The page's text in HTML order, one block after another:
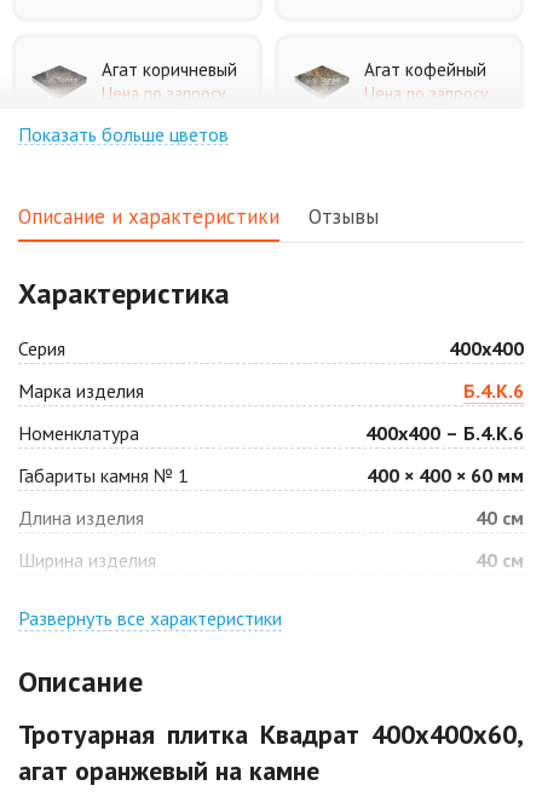
Агат коричневый
Цена по запросу
Агат кофейный
Цена по запросу
Цена по запросу
Антрацит
Цена по запросу
Арабская ночь
Цена по запросу
Барселона
Цена по запросу
Белая
Цена по запросу
Цена по запросу
Цена по запросу Цена по запросу
Показать больше цветов
Описание и характеристики Отзывы
Характеристика
Серия
400х400
Марка изделия
Б.4.К.6
Номенклатура
400х400 – Б.4.К.6
Габариты камня № 1
400 × 400 × 60 мм
Длина изделия
40 см
Ширина изделия
40 см
Развернуть все характеристики
Описание
Тротуарная плитка Квадрат 400х400х60,
агат оранжевый на камне